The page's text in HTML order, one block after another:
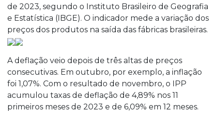
de 2023, segundo o Instituto Brasileiro de Geografia
e Estatística (IBGE). O indicador mede a variação dos
preços dos produtos na saída das fábricas brasileiras.
A deflação veio depois de três altas de preços
consecutivas. Em outubro, por exemplo, a inflação
foi 1,07%. Com o resultado de novembro, o IPP
acumulou taxas de deflação de 4,89% nos 11
primeiros meses de 2023 e de 6,09% em 12 meses.